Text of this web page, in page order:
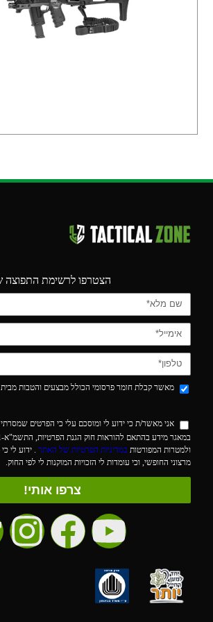
הצטרפו לרשימת התפוצה
מאשר קבלת חומר פרסומי הכולל מבצעים והטבות מבית
אני מאשר/ת כי ידוע לי ומוסכם עלי כי הפרטים שמסרתי
ולמטרות המפורטות במדיניות הפרטיות של האתר
. ידוע לי
מרצוני החופשי, וכי עומדות לי הזכויות המוקנות לי לפי החוק.
צרפו אותי!